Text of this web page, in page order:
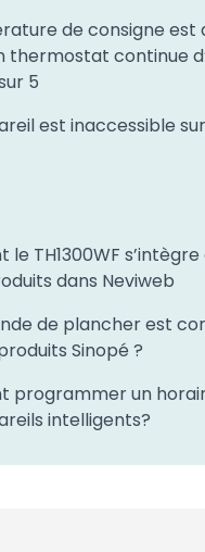
de consigne est
thermostat continue
5
est inaccessible
le TH1300WF
dans Neviweb
de plancher est
Sinopé ?
programmer un
intelligents?